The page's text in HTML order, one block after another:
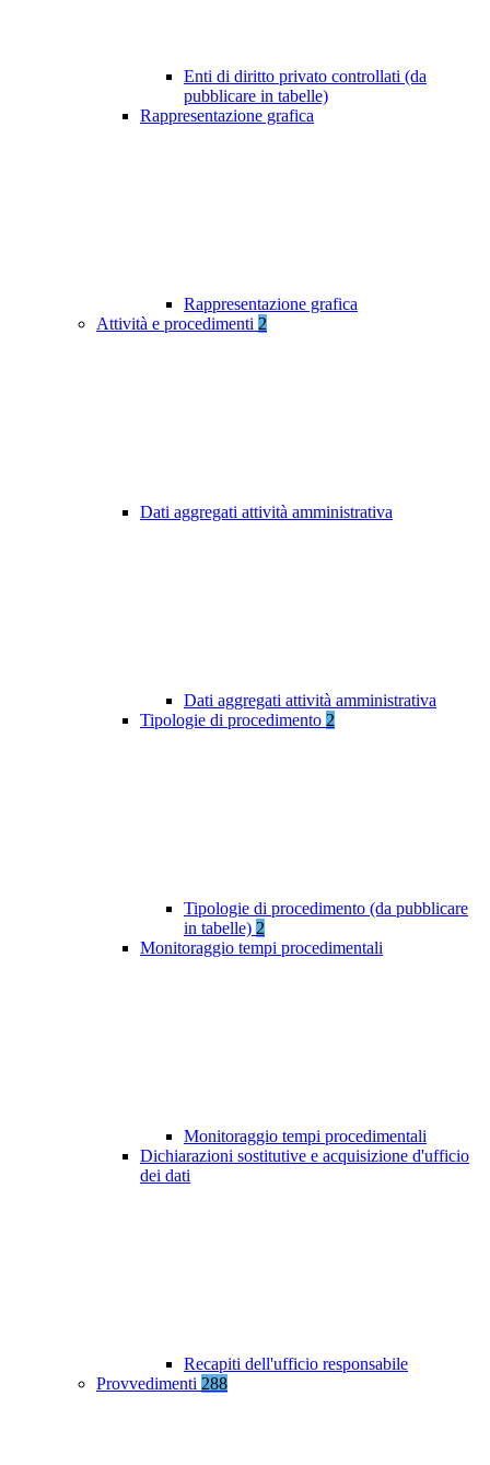
Enti di diritto privato controllati (da
pubblicare in tabelle)
Rappresentazione grafica
Rappresentazione grafica
Attività e procedimenti 2
Dati aggregati attività amministrativa
Dati aggregati attività amministrativa
Tipologie di procedimento 2
Tipologie di procedimento (da pubblicare
in tabelle) 2
Monitoraggio tempi procedimentali
Monitoraggio tempi procedimentali
Dichiarazioni sostitutive e acquisizione d'ufficio
dei dati
Recapiti dell'ufficio responsabile
Provvedimenti 288